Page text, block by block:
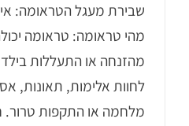
שבירת מעגל הטראומה:
מהי טראומה: טראומה
מהזנחה או התעללות
לחוות אלימות, תאונות,
מלחמה או התקפות טרור.